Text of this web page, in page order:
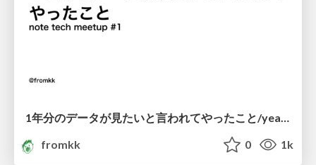
fromkk
0 1k